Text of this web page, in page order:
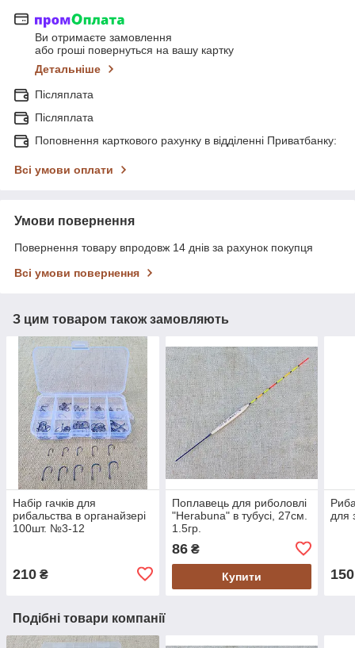
Ви отримаєте замовлення
або гроші повернуться на вашу картку
Детальніше
Післяплата
Післяплата
Поповнення карткового рахунку в відділенні Приватбанку:
Всі умови оплати
Умови повернення
Повернення товару впродовж 14 днів за рахунок покупця
Всі умови повернення
З цим товаром також замовляють
Набір гачків для
рибальства в органайзері
100шт. №3-12
210 ₴
Поплавець для риболовлі
"Herabuna" в тубусі, 27см.
1.5гр.
86₴
Купити
для
150
Подібні товари компанії